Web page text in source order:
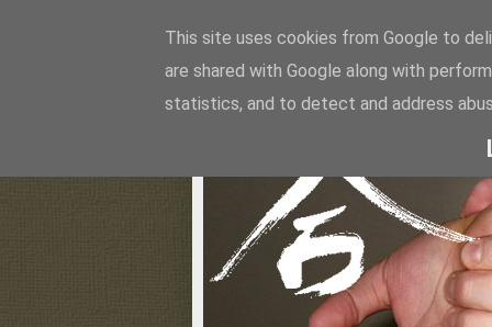
Aikido
This site uses cookies from Google to
are shared with Google along with
statistics, and to detect and address